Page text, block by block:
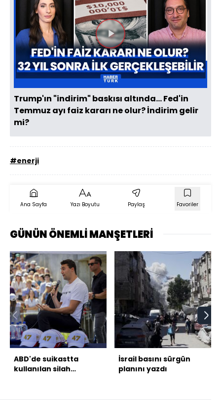
Videoyu
Oynat
Trump'ın "indirim" baskısı altında... Fed'in
Temmuz ayı faiz kararı ne olur? İndirim gelir
mi?
#enerji
Ana Sayfa Yazı Boyutu Paylaş Favoriler
GÜNÜN ÖNEMLİ MANŞETLERİ
ABD'de suikastta
kullanılan silah
İsrail basını sürgün
planını yazdı